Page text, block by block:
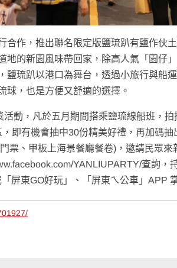
作，推出聯名限定版鹽琉趴有鹽作伙
地的新園風味帶回家，除高人氣「園仔
鹽琉趴以港口為舞台，透過小旅行與船
球，也是方便又舒適的選擇。
動，凡於五月期間搭乘鹽琉線船班，
即有機會抽中30份精美好禮，再加碼
票、甲板上海景餐廳餐卷)，邀請民眾
YANLIUPARTY/查詢，
屏東GO好玩」、「屏東ㄟ公車」APP